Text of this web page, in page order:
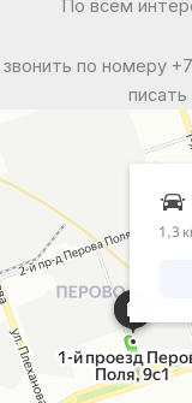
По всем
звонить по номеру